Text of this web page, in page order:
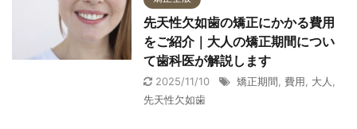
先天性欠如歯の矯正にかかる費用
をご紹介｜大人の矯正期間につい
て歯科医が解説します
2025/11/10 矯正期間 費用 大人
先天性欠如歯